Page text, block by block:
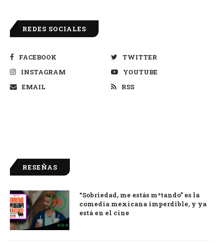
REDES SOCIALES
FACEBOOK
TWITTER
INSTAGRAM
YOUTUBE
EMAIL
RSS
RESEÑAS
9.0
“Sobriedad, me estás m*tando” es la
comedia mexicana imperdible, y ya
está en el cine